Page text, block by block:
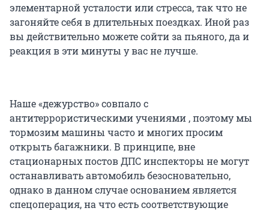
элементарной усталости или стресса, так что не
загоняйте себя в длительных поездках. Иной раз
вы действительно можете сойти за пьяного, да и
реакция в эти минуты у вас не лучше.
Наше «дежурство» совпало с
антитеррористическими учениями , поэтому мы
тормозим машины часто и многих просим
открыть багажники. В принципе, вне
стационарных постов ДПС инспекторы не могут
останавливать автомобиль безосновательно,
однако в данном случае основанием является
спецоперация, на что есть соответствующие